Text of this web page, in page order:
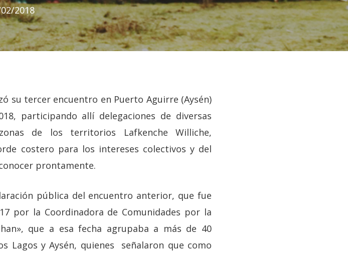
2018
su tercer encuentro en Puerto Aguirre (Aysén)
participando allí delegaciones de diversas
de los territorios Lafkenche Williche,
costero para los intereses colectivos y del
prontamente.
pública del encuentro anterior, que fue
por la Coordinadora de Comunidades por la
que a esa fecha agrupaba a más de 40
Lagos y Aysén, quienes señalaron que como